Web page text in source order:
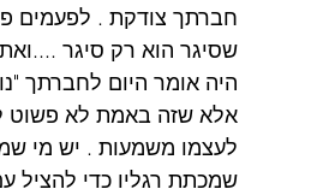
חברתך צודקת . לפעמים
שסיגר הוא רק סיגר
היה אומר היום לחברתך
אלא שזה באמת לא פשוט
לעצמו משמעות . יש מי
שמכתת רגליו כדי